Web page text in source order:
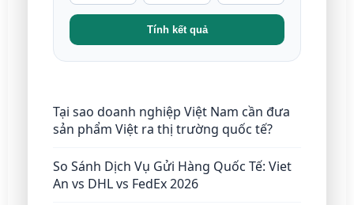
Tính kết quả
Tại sao doanh nghiệp Việt Nam cần đưa
sản phẩm Việt ra thị trường quốc tế?
So Sánh Dịch Vụ Gửi Hàng Quốc Tế: Viet
An vs DHL vs FedEx 2026